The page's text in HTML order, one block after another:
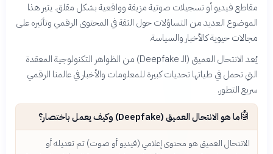
مقاطع فيديو أو تسجيلات صوتية مزيفة وواقعية بشكل مقلق. يثير هذا
الموضوع العديد من التساؤلات حول الثقة في المحتوى الرقمي وتأثيره على
مجالات حيوية كالأخبار والسياسة.
يُعد الانتحال العميق (الـ Deepfake) من الظواهر التكنولوجية المعقدة
التي تحمل في طياتها تحديات كبيرة للمعلومات والأخبار في عالمنا الرقمي
سريع التطور.
🤖ما هو الانتحال العميق (Deepfake) وكيف يعمل باختصار؟
الانتحال العميق هو محتوى إعلامي (فيديو أو صوت) تم تعديله أو